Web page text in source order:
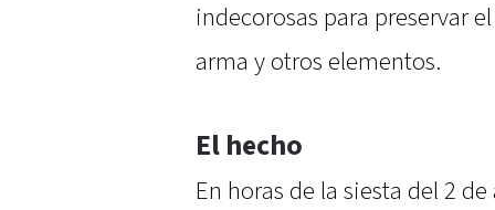
indecorosas para preservar
arma y otros elementos.
El hecho
En horas de la siesta del 2